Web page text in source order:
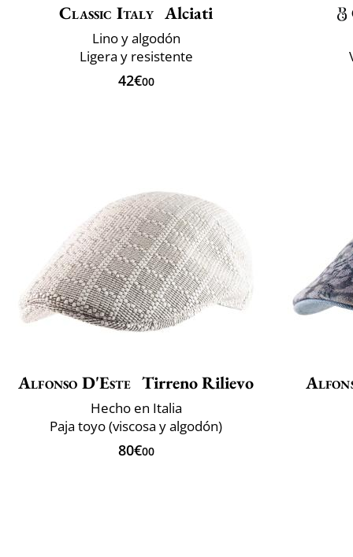
Classic Italy Alciati
Lino y algodón
Ligera y resistente
42€00
Alfonso D'Este Tirreno Rilievo
Hecho en Italia
Paja toyo (viscosa y algodón)
80€00